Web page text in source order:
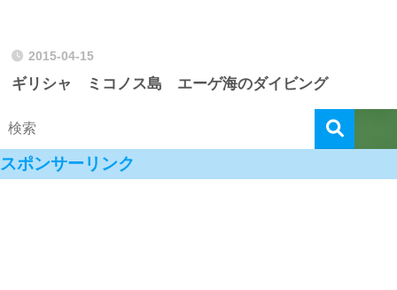
2015-04-15
ギリシャ ミコノス島 エーゲ海のダイビング
スポンサーリンク